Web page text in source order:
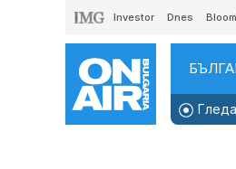
Investor Dnes